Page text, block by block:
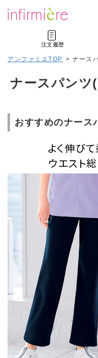
注文履歴
アンファミエTOP > ナース
ナースパンツ
おすすめのナース
よく伸び
ウエスト